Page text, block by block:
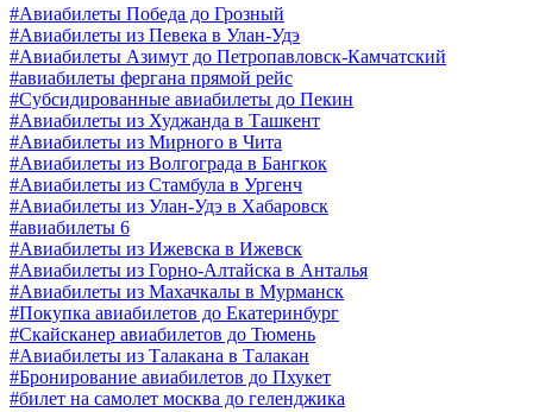
#Авиабилеты Победа до Грозный
#Авиабилеты из Певека в Улан-Удэ
#Авиабилеты Азимут до Петропавловск-Камчатский
#авиабилеты фергана прямой рейс
#Субсидированные авиабилеты до Пекин
#Авиабилеты из Худжанда в Ташкент
#Авиабилеты из Мирного в Чита
#Авиабилеты из Волгограда в Бангкок
#Авиабилеты из Стамбула в Ургенч
#Авиабилеты из Улан-Удэ в Хабаровск
#авиабилеты 6
#Авиабилеты из Ижевска в Ижевск
#Авиабилеты из Горно-Алтайска в Анталья
#Авиабилеты из Махачкалы в Мурманск
#Покупка авиабилетов до Екатеринбург
#Скайсканер авиабилетов до Тюмень
#Авиабилеты из Талакана в Талакан
#Бронирование авиабилетов до Пхукет
#билет на самолет москва до геленджика